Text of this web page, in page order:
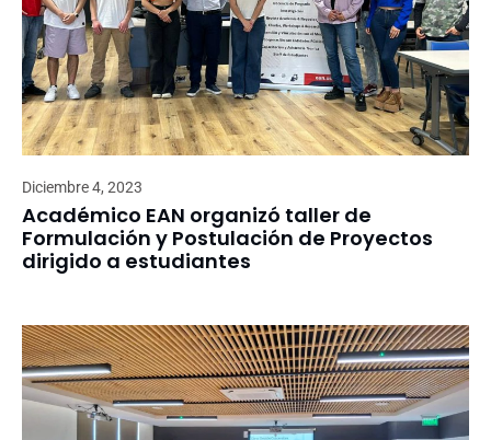
Diciembre 4, 2023
Académico EAN organizó taller de
Formulación y Postulación de Proyectos
dirigido a estudiantes